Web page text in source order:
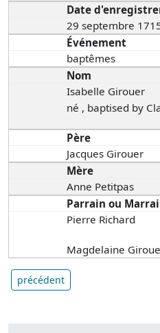
Date
29 septembre
Événement
baptêmes
Nom
Isabelle Girouer
né , baptised by
Père
Jacques Girouer
Mère
Anne Petitpas
Parrain ou
Pierre Richard
Magdelaine
précédent